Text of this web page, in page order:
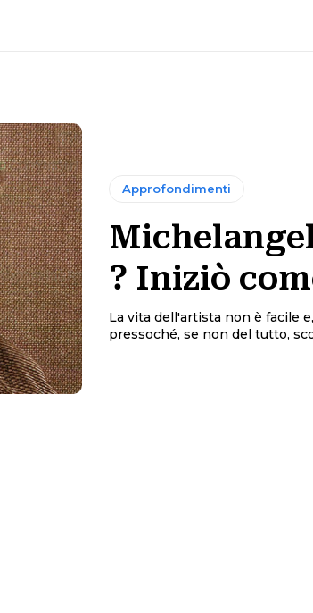
Approfondimenti
? Iniziò
La vita dell'artista non è facile
pressoché, se non del tutto,